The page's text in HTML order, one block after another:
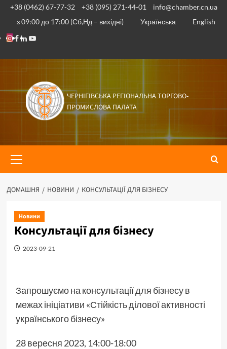
Перейти
вмісту
+38 (0462) 67-77-32 +38 (095) 271-44-01
info@chamber.cn.ua
з 09:00 до 17:00 (Сб,Нд – вихідні)
Українська
English
Instagram
Facebook
Linkedin
Youtube
ЧЕРНІГІВСЬКА РЕГІОНАЛЬНА ТОРГОВО-
ПРОМИСЛОВА ПАЛАТА
меню
ДОМАШНЯ НОВИНИ КОНСУЛЬТАЦІЇ ДЛЯ БІЗНЕСУ
Новини
Консультації для бізнесу
2023-09-21
Запрошуємо на консультації для бізнесу в
межах ініціативи «Стійкість ділової активності
українського бізнесу»
28 вересня 2023, 14:00-18:00